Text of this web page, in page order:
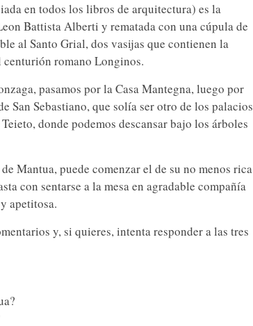
en todos los libros de arquitectura) es la
Battista Alberti y rematada con una cúpula de
al Santo Grial, dos vasijas que contienen la
romano Longinos.
pasamos por la Casa Mantegna, luego por
San Sebastiano, que solía ser otro de los palacios
donde podemos descansar bajo los árboles
Mantua, puede comenzar el de su no menos rica
con sentarse a la mesa en agradable compañía
apetitosa.
y, si quieres, intenta responder a las tres